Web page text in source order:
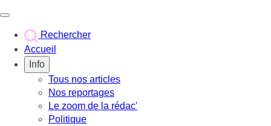
Rechercher
Accueil
Info
Tous nos articles
Nos reportages
Le zoom de la rédac'
Politique